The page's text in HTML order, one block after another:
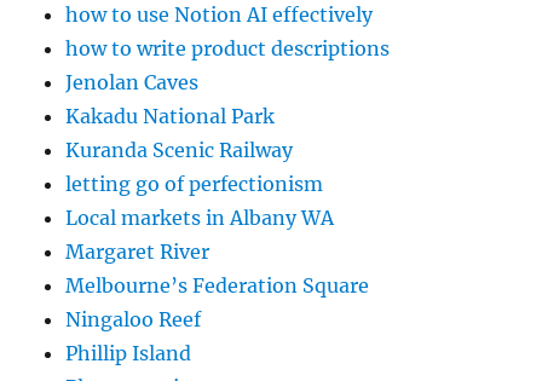
how to use Notion AI effectively
how to write product descriptions
Jenolan Caves
Kakadu National Park
Kuranda Scenic Railway
letting go of perfectionism
Local markets in Albany WA
Margaret River
Melbourne’s Federation Square
Ningaloo Reef
Phillip Island